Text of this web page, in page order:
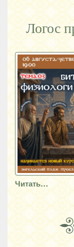
Логос
Читать…